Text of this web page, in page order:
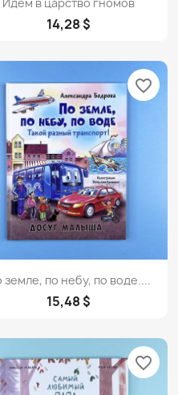
14,28 $
 Просмотр
земле, по небу, по воде....
15,48 $
favorite_border
favorite_border